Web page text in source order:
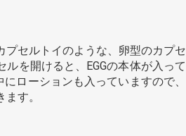
プセルトイのような、卵型のカプセ
を開けると、EGGの本体が入って
ローションも入っていますので、
す。